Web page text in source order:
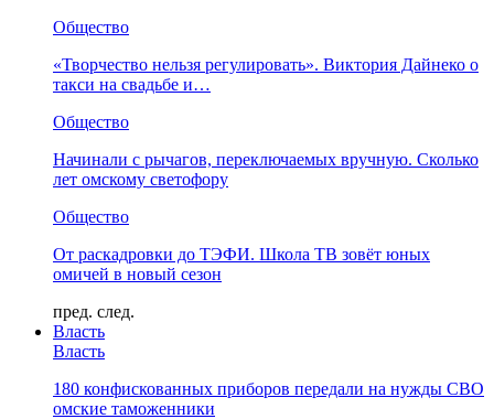
Общество
«Творчество нельзя регулировать». Виктория Дайнеко о
такси на свадьбе и…
Общество
Начинали с рычагов, переключаемых вручную. Сколько
лет омскому светофору
Общество
От раскадровки до ТЭФИ. Школа ТВ зовёт юных
омичей в новый сезон
пред. след.
Власть
Власть
180 конфискованных приборов передали на нужды СВО
омские таможенники